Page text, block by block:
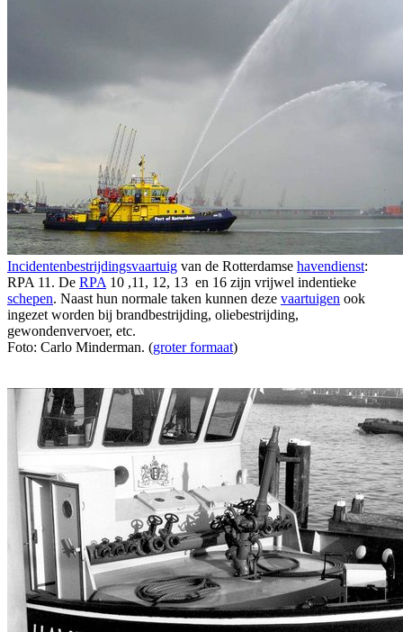
Incidentenbestrijdingsvaartuig van de Rotterdamse havendienst:
RPA 11. De RPA 10 ,11, 12, 13 en 16 zijn vrijwel indentieke
schepen. Naast hun normale taken kunnen deze vaartuigen ook
ingezet worden bij brandbestrijding, oliebestrijding,
gewondenvervoer, etc.
Foto: Carlo Minderman. (groter formaat)